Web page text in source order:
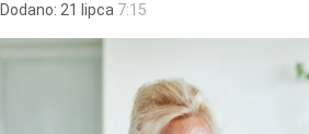
Dodano: 21 lipca 7:15